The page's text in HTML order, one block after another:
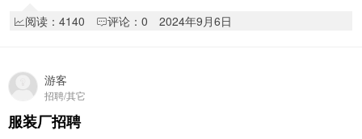
阅读：4140
评论：0 2024年9月6日
游客
招聘/其它
服装厂招聘